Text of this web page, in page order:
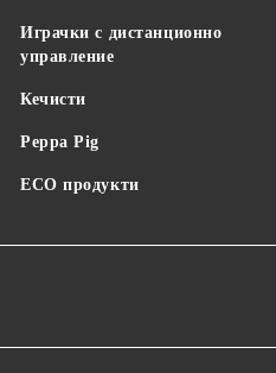
Играчки с дистанционно
управление
Кечисти
Peppa Pig
ECO продукти